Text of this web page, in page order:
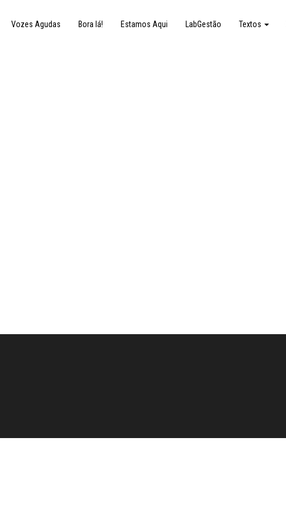
Vozes Agudas Bora lá! Estamos Aqui LabGestão Textos